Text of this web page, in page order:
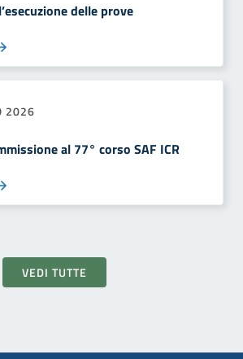
delle prove
2026
al 77° corso SAF ICR
VEDI TUTTE